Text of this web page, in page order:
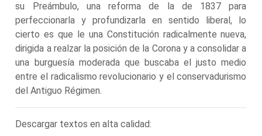
su Preámbulo, una reforma de la de 1837 para
perfeccionarla y profundizarla en sentido liberal, lo
cierto es que le una Constitución radicalmente nueva,
dirigida a realzar la posición de la Corona y a consolidar a
una burguesía moderada que buscaba el justo medio
entre el radicalismo revolucionario y el conservadurismo
del Antiguo Régimen.
Descargar textos en alta calidad: